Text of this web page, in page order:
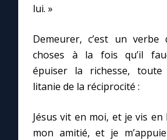
lui. »
Demeurer, c’est un
choses à la fois qu’il
épuiser la richesse,
litanie de la réciprocité :
Jésus vit en moi, et je vis en
mon amitié, et je